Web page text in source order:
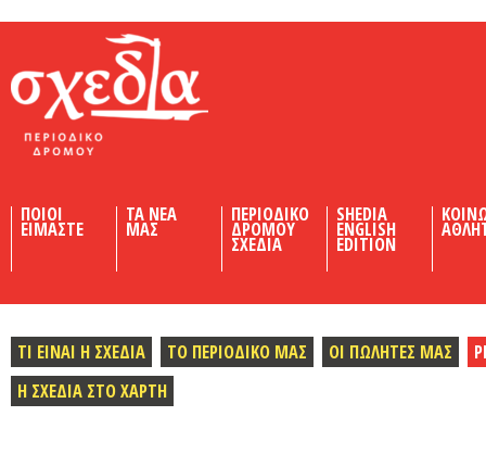
ΠΟΙΟΙ
ΕΙΜΑΣΤΕ
ΤΑ ΝΕΑ
ΜΑΣ
ΠΕΡΙΟΔΙΚΟ
ΔΡΟΜΟΥ
ΣΧΕΔΙΑ
SHEDIA
ENGLISH
EDITION
ΤΙ ΕΙΝΑΙ Η ΣΧΕΔΙΑ ΤΟ ΠΕΡΙΟΔΙΚΟ ΜΑΣ ΟΙ ΠΩΛΗΤΕΣ ΜΑΣ
Η ΣΧΕΔΙΑ ΣΤΟ ΧΑΡΤΗ